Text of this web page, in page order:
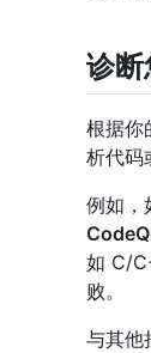
诊
根据你
析代码
例如，
如 C/
败。
与其他